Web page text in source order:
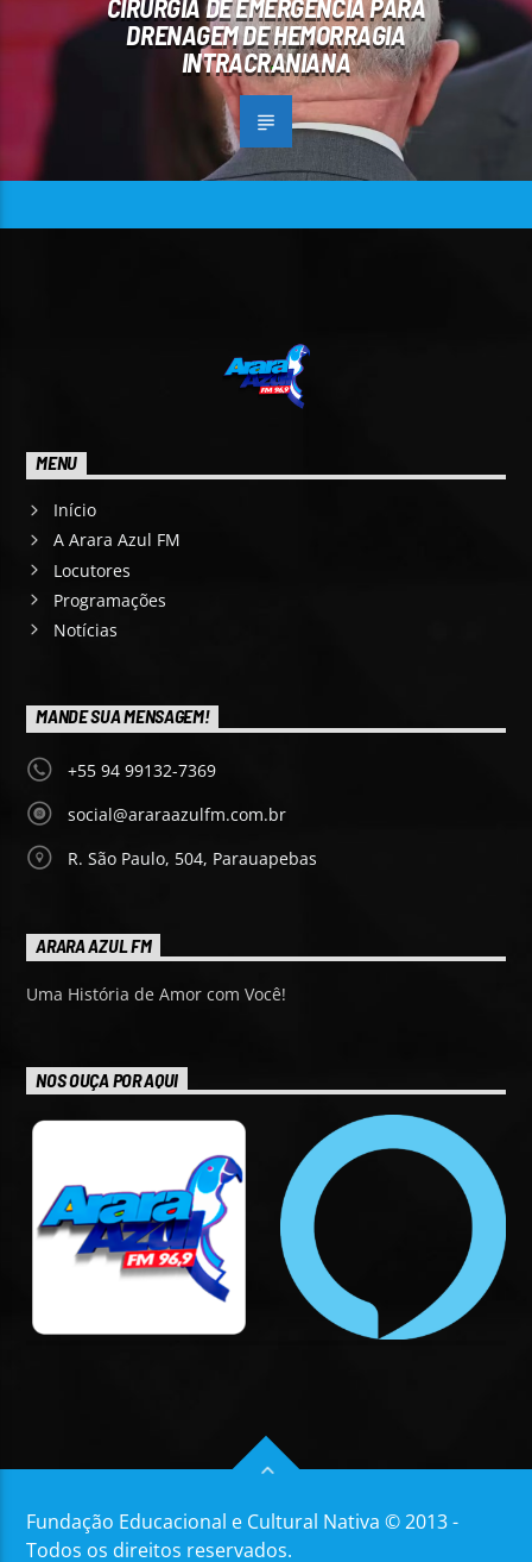
CIRURGIA DE EMERGÊNCIA PARA
DRENAGEM DE HEMORRAGIA
INTRACRANIANA
MENU
Início
A Arara Azul FM
Locutores
Programações
Notícias
MANDE SUA MENSAGEM!
+55 94 99132-7369
social@araraazulfm.com.br
R. São Paulo, 504, Parauapebas
ARARA AZUL FM
Uma História de Amor com Você!
NOS OUÇA POR AQUI
Fundação Educacional e Cultural Nativa © 2013 -
Todos os direitos reservados.